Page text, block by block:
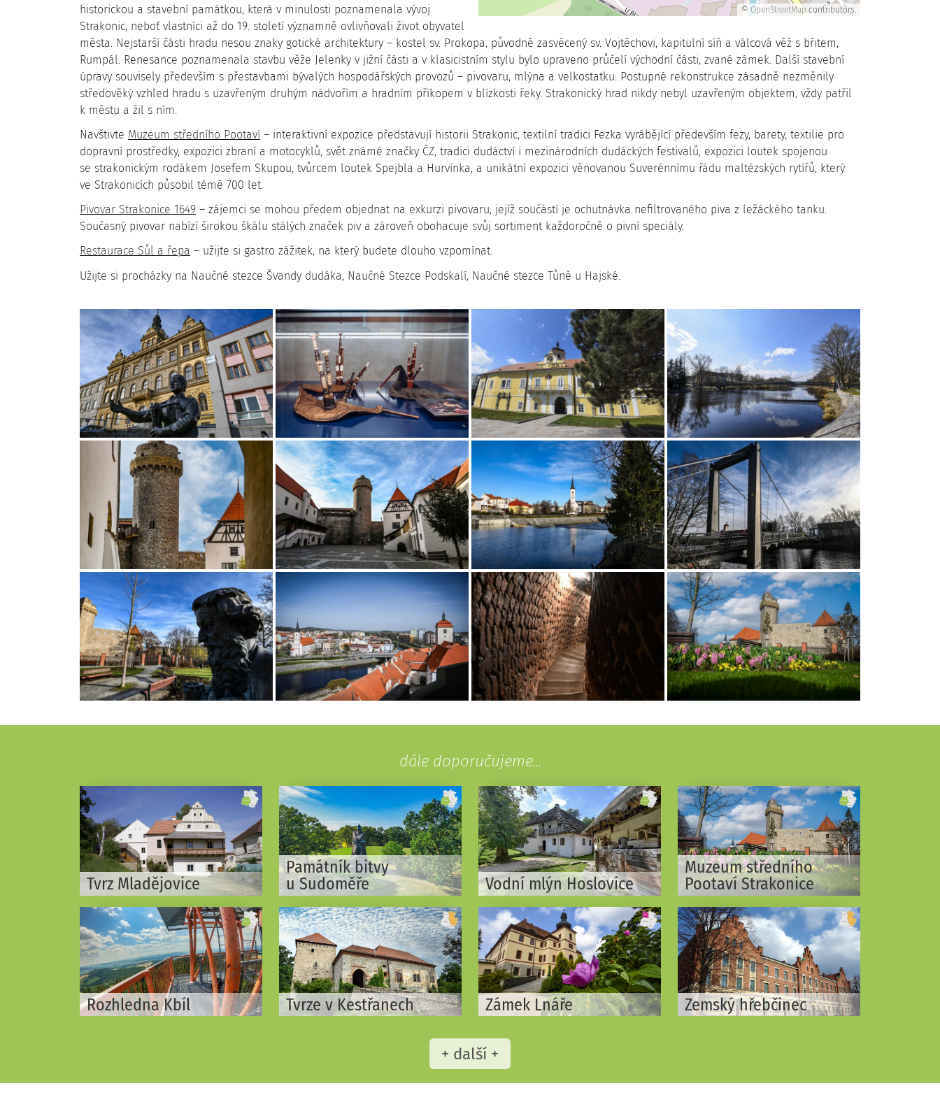
© OpenStreetMapcontributors.
historickou a stavební památkou, která v minulosti poznamenala vývoj
Strakonic, neboť vlastníci až do 19. století významně ovlivňovali život obyvatel
města. Nejstarší části hradu nesou znaky gotické architektury – kostel sv. Prokopa, původně zasvěcený sv. Vojtěchovi, kapitulní síň a válcová věž s břitem,
Rumpál. Renesance poznamenala stavbu věže Jelenky v jižní části a v klasicistním stylu bylo upraveno průčelí východní části, zvané zámek. Další stavební
úpravy souvisely především s přestavbami bývalých hospodářských provozů – pivovaru, mlýna a velkostatku. Postupné rekonstrukce zásadně nezměnily
středověký vzhled hradu s uzavřeným druhým nádvořím a hradním příkopem v blízkosti řeky. Strakonický hrad nikdy nebyl uzavřeným objektem, vždy patřil
k městu a žil s ním.
Navštivte Muzeum středního Pootaví – interaktivní expozice představují historii Strakonic, textilní tradici Fezka vyrábějící především fezy, barety, textilie pro
dopravní prostředky, expozici zbraní a motocyklů, svět známé značky ČZ, tradici dudáctví i mezinárodních dudáckých festivalů, expozici loutek spojenou
se strakonickým rodákem Josefem Skupou, tvůrcem loutek Spejbla a Hurvínka, a unikátní expozici věnovanou Suverénnímu řádu maltézských rytířů, který
ve Strakonicích působil témě 700 let.
Pivovar Strakonice 1649 – zájemci se mohou předem objednat na exkurzi pivovaru, jejíž součástí je ochutnávka nefiltrovaného piva z ležáckého tanku.
Současný pivovar nabízí širokou škálu stálých značek piv a zároveň obohacuje svůj sortiment každoročně o pivní speciály.
Restaurace Sůl a řepa – užijte si gastro zážitek, na který budete dlouho vzpomínat.
Užijte si procházky na Naučné stezce Švandy dudáka, Naučné Stezce Podskalí, Naučné stezce Tůně u Hajské.
dále doporučujeme...
Tvrz Mladějovice
Památník bitvy
u Sudoměře
Vodní mlýn Hoslovice
Muzeum středního
Pootaví Strakonice
Rozhledna Kbíl Tvrze v Kestřanech Zámek Lnáře Zemský hřebčinec
+ další +